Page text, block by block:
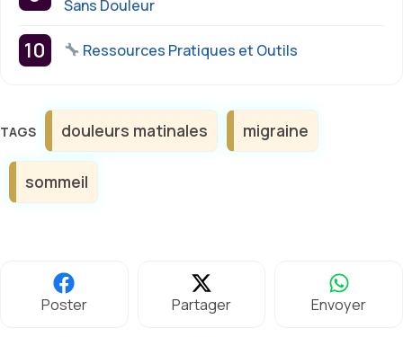
Sans Douleur
Ressources Pratiques et Outils
Étiquettes
douleurs matinales migraine
sommeil
Poster Partager Envoyer